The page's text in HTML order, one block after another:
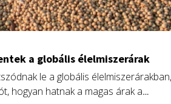
a globális élelmiszerárak
le a globális élelmiszerárakban,
hogyan hatnak a magas árak a